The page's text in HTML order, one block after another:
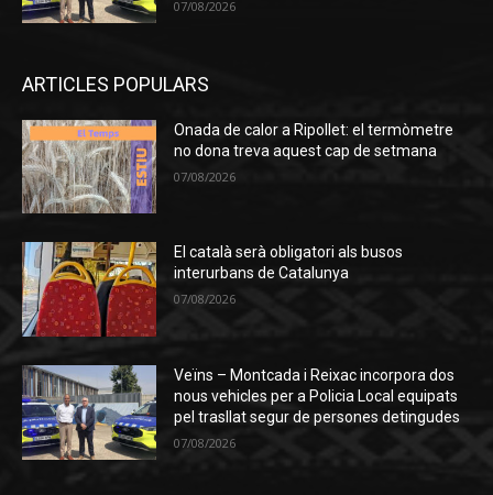
07/08/2026
ARTICLES POPULARS
Onada de calor a Ripollet: el termòmetre
no dona treva aquest cap de setmana
07/08/2026
El català serà obligatori als busos
interurbans de Catalunya
07/08/2026
Veïns – Montcada i Reixac incorpora dos
nous vehicles per a Policia Local equipats
pel trasllat segur de persones detingudes
07/08/2026